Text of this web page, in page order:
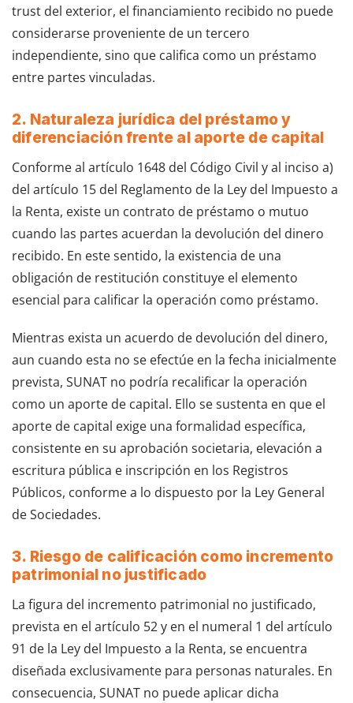
trust del exterior, el financiamiento recibido no puede
considerarse proveniente de un tercero
independiente, sino que califica como un préstamo
entre partes vinculadas.
2. Naturaleza jurídica del préstamo y
diferenciación frente al aporte de capital
Conforme al artículo 1648 del Código Civil y al inciso a)
del artículo 15 del Reglamento de la Ley del Impuesto a
la Renta, existe un contrato de préstamo o mutuo
cuando las partes acuerdan la devolución del dinero
recibido. En este sentido, la existencia de una
obligación de restitución constituye el elemento
esencial para calificar la operación como préstamo.
Mientras exista un acuerdo de devolución del dinero,
aun cuando esta no se efectúe en la fecha inicialmente
prevista, SUNAT no podría recalificar la operación
como un aporte de capital. Ello se sustenta en que el
aporte de capital exige una formalidad específica,
consistente en su aprobación societaria, elevación a
escritura pública e inscripción en los Registros
Públicos, conforme a lo dispuesto por la Ley General
de Sociedades.
3. Riesgo de calificación como incremento
patrimonial no justificado
La figura del incremento patrimonial no justificado,
prevista en el artículo 52 y en el numeral 1 del artículo
91 de la Ley del Impuesto a la Renta, se encuentra
diseñada exclusivamente para personas naturales. En
consecuencia, SUNAT no puede aplicar dicha